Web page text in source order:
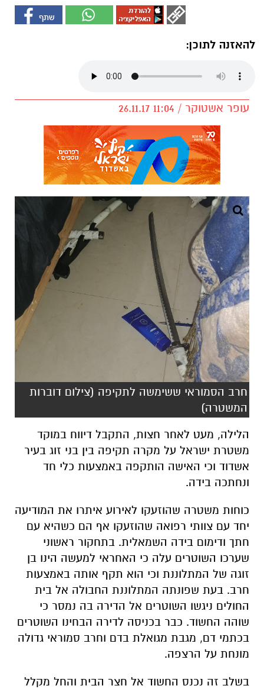
להאזנה לתוכן:
עופר אשטוקר / 11:04 26.11.17
חרב הסמוראי ששימשה לתקיפה (צילום דוברות
המשטרה)
הלילה, מעט לאחר חצות, התקבל דיווח במוקד
משטרת ישראל על מקרה תקיפה בין בני זוג בעיר
אשדוד וכי האישה הותקפה באמצעות כלי חד
ונחתכה בידה.
כוחות משטרה שהוזעקו לאירוע איתרו את המודיעה
יחד עם צוותי רפואה שהוזעקו אף הם כשהיא עם
חתך ודימום בידה השמאלית. בתחקור ראשוני
שערכו השוטרים עלה כי האחראי למעשה הינו בן
זוגה של המתלוננת וכי הוא תקף אותה באמצעות
חרב. בעת שפונתה המתלוננת החבולה אל בית
החולים ניגשו השוטרים אל הדירה בה נמסר כי
שוהה החשוד. כבר בכניסה לדירה הבחינו השוטרים
בכתמי דם, מגבת מגואלת בדם וחרב סמוראי גדולה
מונחת על הרצפה.
בשלב זה נכנס החשוד אל חצר הבית והחל מקלל